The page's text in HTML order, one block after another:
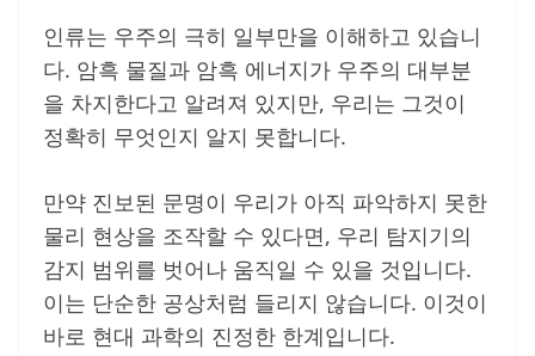
인류는 우주의 극히 일부만을 이해하고 있습니
다. 암흑 물질과 암흑 에너지가 우주의 대부분
을 차지한다고 알려져 있지만, 우리는 그것이
정확히 무엇인지 알지 못합니다.
만약 진보된 문명이 우리가 아직 파악하지 못한
물리 현상을 조작할 수 있다면, 우리 탐지기의
감지 범위를 벗어나 움직일 수 있을 것입니다.
이는 단순한 공상처럼 들리지 않습니다. 이것이
바로 현대 과학의 진정한 한계입니다.